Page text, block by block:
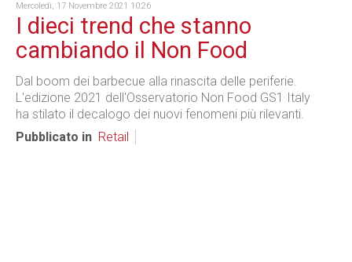
Mercoledì, 17 Novembre 2021 10:26
I dieci trend che stanno
cambiando il Non Food
Dal boom dei barbecue alla rinascita delle periferie.
L'edizione 2021 dell'Osservatorio Non Food GS1 Italy
ha stilato il decalogo dei nuovi fenomeni più rilevanti.
Pubblicato in Retail